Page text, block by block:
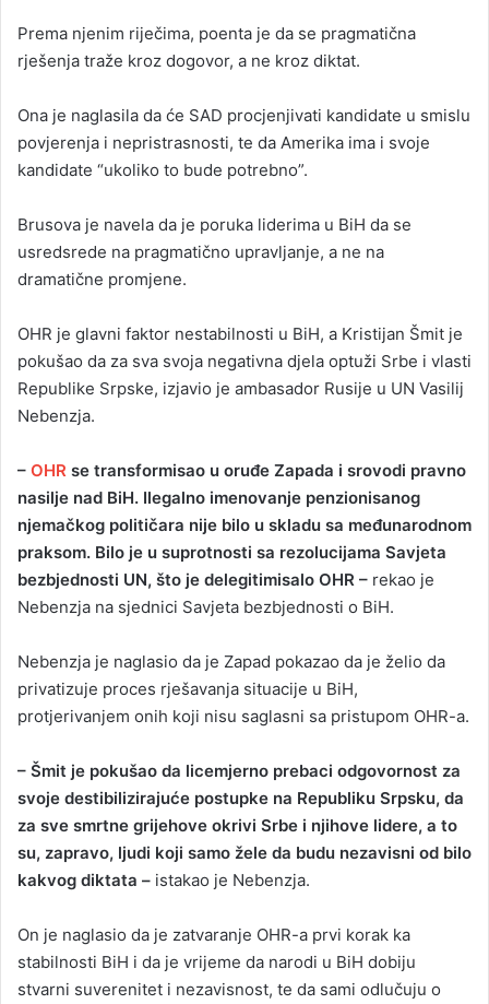
Prema njenim riječima, poenta je da se pragmatična
rješenja traže kroz dogovor, a ne kroz diktat.
Ona je naglasila da će SAD procjenjivati kandidate u smislu
povjerenja i nepristrasnosti, te da Amerika ima i svoje
kandidate “ukoliko to bude potrebno”.
Brusova je navela da je poruka liderima u BiH da se
usredsrede na pragmatično upravljanje, a ne na
dramatične promjene.
OHR je glavni faktor nestabilnosti u BiH, a Kristijan Šmit je
pokušao da za sva svoja negativna djela optuži Srbe i vlasti
Republike Srpske, izjavio je ambasador Rusije u UN Vasilij
Nebenzja.
– OHR se transformisao u oruđe Zapada i srovodi pravno
nasilje nad BiH. Ilegalno imenovanje penzionisanog
njemačkog političara nije bilo u skladu sa međunarodnom
praksom. Bilo je u suprotnosti sa rezolucijama Savjeta
bezbjednosti UN, što je delegitimisalo OHR – rekao je
Nebenzja na sjednici Savjeta bezbjednosti o BiH.
Nebenzja je naglasio da je Zapad pokazao da je želio da
privatizuje proces rješavanja situacije u BiH,
protjerivanjem onih koji nisu saglasni sa pristupom OHR-a.
– Šmit je pokušao da licemjerno prebaci odgovornost za
svoje destibilizirajuće postupke na Republiku Srpsku, da
za sve smrtne grijehove okrivi Srbe i njihove lidere, a to
su, zapravo, ljudi koji samo žele da budu nezavisni od bilo
kakvog diktata – istakao je Nebenzja.
On je naglasio da je zatvaranje OHR-a prvi korak ka
stabilnosti BiH i da je vrijeme da narodi u BiH dobiju
stvarni suverenitet i nezavisnost, te da sami odlučuju o